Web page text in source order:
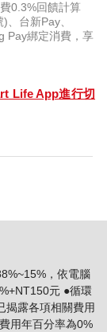
0.3%回饋計算
、台新Pay、
Pay綁定消費，享
Life App進行切
，依電腦
元 ●循環
揭露各項相關費用
用年百分率為0%